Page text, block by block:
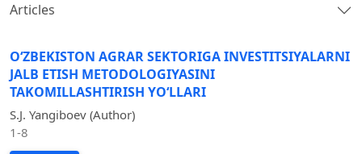
Articles
O‘ZBEKISTON AGRAR SEKTORIGA INVESTITSIYALARNI
JALB ETISH METODOLOGIYASINI
TAKOMILLASHTIRISH YO‘LLARI
S.J. Yangiboev (Author)
1-8